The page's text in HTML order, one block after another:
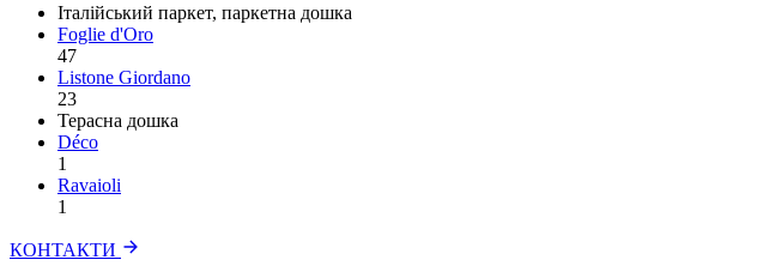
Італійський паркет, паркетна дошка
Foglie d'Oro
47
Listone Giordano
23
Терасна дошка
Déco
1
Ravaioli
1
КОНТАКТИ